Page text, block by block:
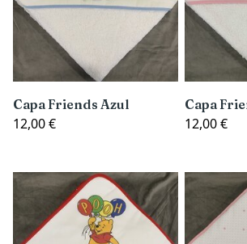
Capa Friends Azul
12,00 €
Capa
12,00 €